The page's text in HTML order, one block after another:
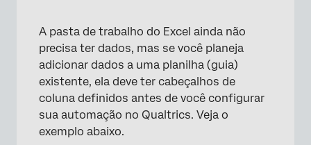
A pasta de trabalho do Excel ainda não
precisa ter dados, mas se você planeja
adicionar dados a uma planilha (guia)
existente, ela deve ter cabeçalhos de
coluna definidos antes de você configurar
sua automação no Qualtrics. Veja o
exemplo abaixo.